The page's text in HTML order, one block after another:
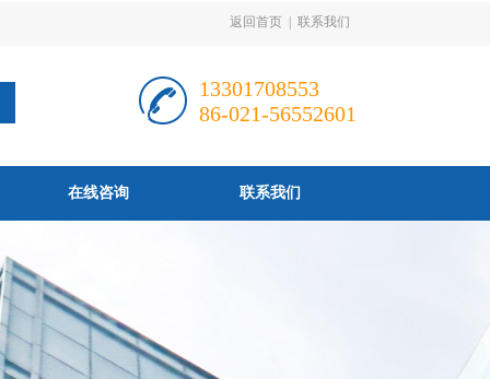
返回首页 联系我们
13301708553
86-021-56552601
在线咨询 联系我们